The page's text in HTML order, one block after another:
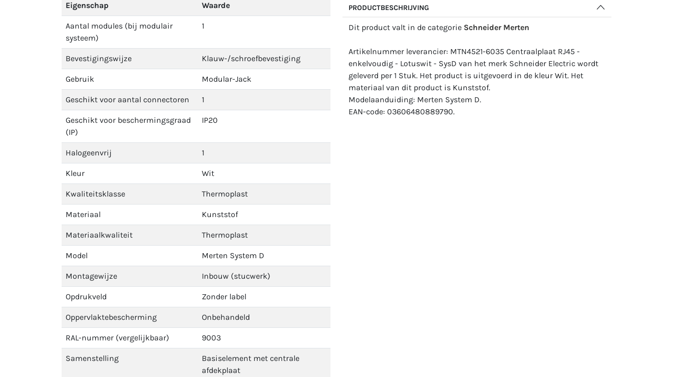
Eigenschap Waarde
Aantal modules (bij modulair
systeem)
1
Bevestigingswijze Klauw-/schroefbevestiging
Gebruik Modular-Jack
Geschikt voor aantal connectoren 1
Geschikt voor beschermingsgraad
(IP)
IP20
Halogeenvrij 1
Kleur Wit
Kwaliteitsklasse Thermoplast
Materiaal Kunststof
Materiaalkwaliteit Thermoplast
Model Merten System D
Montagewijze Inbouw (stucwerk)
Opdrukveld Zonder label
Oppervlaktebescherming Onbehandeld
RAL-nummer (vergelijkbaar) 9003
Samenstelling
Basiselement met centrale
afdekplaat
PRODUCTBESCHRIJVING
Dit product valt in de categorie Schneider Merten
Artikelnummer leverancier: MTN4521-6035 Centraalplaat RJ45 -
enkelvoudig - Lotuswit - SysD van het merk Schneider Electric wordt
geleverd per 1 Stuk. Het product is uitgevoerd in de kleur Wit. Het
materiaal van dit product is Kunststof.
Modelaanduiding: Merten System D.
EAN-code: 03606480889790.